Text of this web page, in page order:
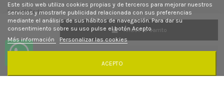
Añadir al carrito
Laura&Carla
Contacto
Este sitio web utiliza cookies propias y de terceros para mejorar nuestros
servicios y mostrarle publicidad relacionada con sus preferencias
mediante el análisis de sus hábitos de navegación. Para dar su
consentimiento sobre su uso pulse el botón Acepto.
Más información
Personalizar las cookies
ACEPTO
Newsletter